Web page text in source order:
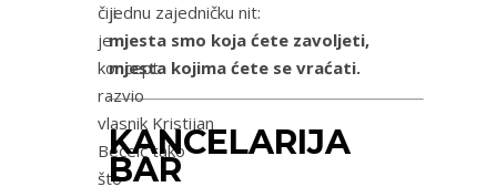
čiji
je
koncept
razvio
vlasnik Kristijan
Bečeić tako
što
jednu zajedničku nit:
mjesta smo koja ćete zavoljeti,
mjesta kojima ćete se vraćati.
KANCELARIJA
BAR